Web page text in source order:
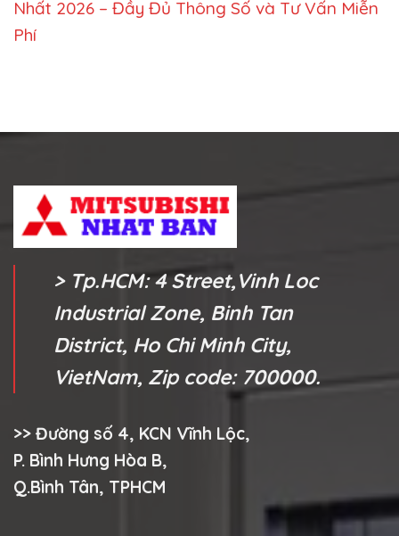
Nhất 2026 – Đầy Đủ Thông Số và Tư Vấn Miễn
Phí
> Tp.HCM: 4 Street,Vinh Loc
Industrial Zone, Binh Tan
District, Ho Chi Minh City,
VietNam, Zip code: 700000.
>> Đường số 4, KCN Vĩnh Lộc,
P. Bình Hưng Hòa B,
Q.Bình Tân, TPHCM